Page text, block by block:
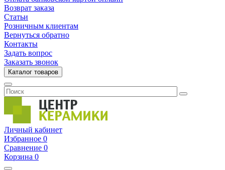
Возврат заказа
Статьи
Розничным клиентам
Вернуться обратно
Контакты
Задать вопрос
Заказать звонок
Каталог товаров
Личный кабинет
Избранное 0
Сравнение 0
Корзина 0